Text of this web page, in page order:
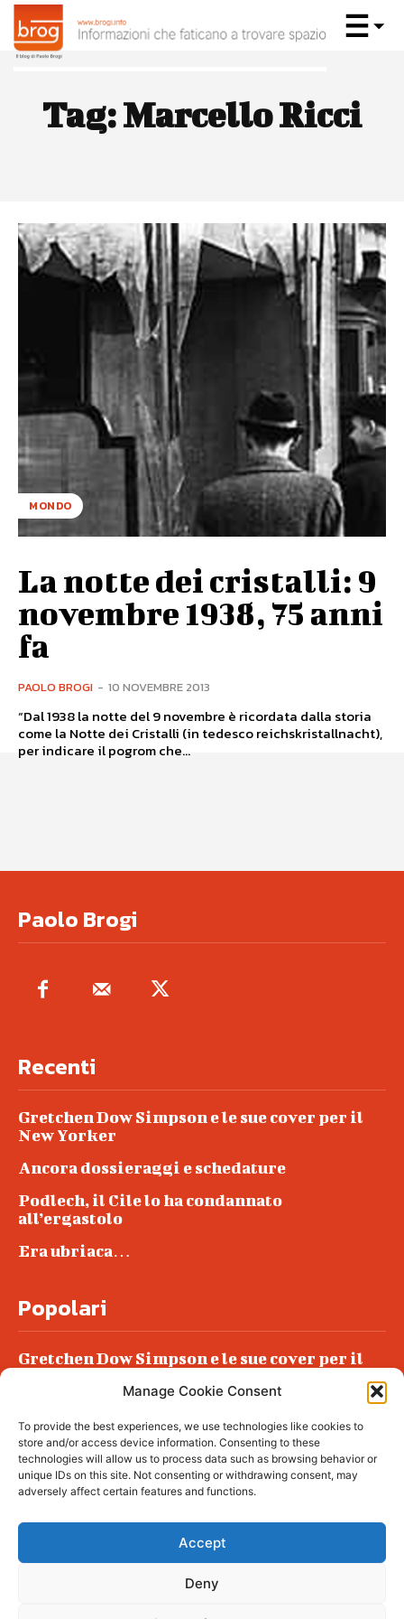
Manage Cookie Consent
To provide the best experiences, we use technologies like cookies to
store and/or access device information. Consenting to these
technologies will allow us to process data such as browsing behavior or
unique IDs on this site. Not consenting or withdrawing consent, may
adversely affect certain features and functions.
Accept
Deny
Tag:Marcello Ricci
MONDO
La notte dei cristalli: 9
novembre 1938, 75 anni
fa
PAOLO BROGI - 10 NOVEMBRE 2013
“Dal 1938 la notte del 9 novembre è ricordata dalla storia
come la Notte dei Cristalli (in tedesco reichskristallnacht),
per indicare il pogrom che...
Paolo Brogi
Recenti
Gretchen Dow Simpson e le sue cover per il
New Yorker
Ancora dossieraggi e schedature
Podlech, il Cile lo ha condannato
all’ergastolo
Era ubriaca…
Popolari
Gretchen Dow Simpson e le sue cover per il
Podlech, il Cile lo ha condannato
all’ergastolo
Era ubriaca…
© tagDiv - All rights reserved. Made with